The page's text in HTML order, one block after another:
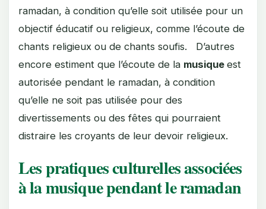
ramadan, à condition qu’elle soit utilisée pour un
objectif éducatif ou religieux, comme l’écoute de
chants religieux ou de chants soufis. D’autres
encore estiment que l’écoute de la musique est
autorisée pendant le ramadan, à condition
qu’elle ne soit pas utilisée pour des
divertissements ou des fêtes qui pourraient
distraire les croyants de leur devoir religieux.
Les pratiques culturelles associées
à la musique pendant le ramadan